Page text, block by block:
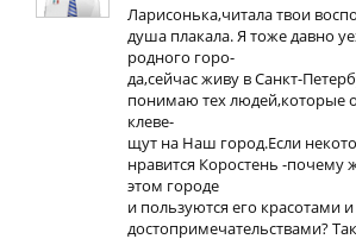
Ларисонька,читала твои
душа плакала. Я тоже давно
родного горо-
да,сейчас живу в Санкт-
понимаю тех людей,которые
клеве-
щут на Наш город.Если
нравится Коростень -почему
этом городе
и пользуются его красотами и
достопримечательствами?